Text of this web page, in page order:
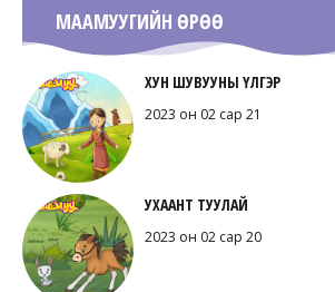
МААМУУГИЙН ӨРӨӨ
ХУН ШУВУУНЫ ҮЛГЭР
2023 он 02 сар 21
УХААНТ ТУУЛАЙ
2023 он 02 сар 20